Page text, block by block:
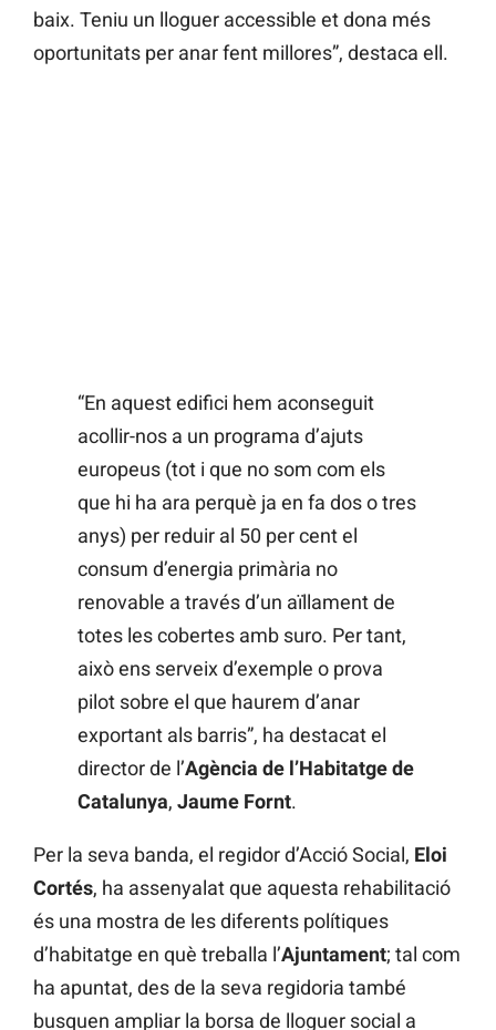
baix. Teniu un lloguer accessible et dona més
oportunitats per anar fent millores”, destaca ell.
“En aquest edifici hem aconseguit
acollir-nos a un programa d’ajuts
europeus (tot i que no som com els
que hi ha ara perquè ja en fa dos o tres
anys) per reduir al 50 per cent el
consum d’energia primària no
renovable a través d’un aïllament de
totes les cobertes amb suro. Per tant,
això ens serveix d’exemple o prova
pilot sobre el que haurem d’anar
exportant als barris”, ha destacat el
director de l’Agència de l’Habitatgede
Catalunya, Jaume Fornt.
Per la seva banda, el regidor d’Acció Social, Eloi
Cortés, ha assenyalat que aquesta rehabilitació
és una mostra de les diferents polítiques
d’habitatge en què treballa l’Ajuntament; tal com
ha apuntat, des de la seva regidoria també
busquen ampliar la borsa de lloguer social a